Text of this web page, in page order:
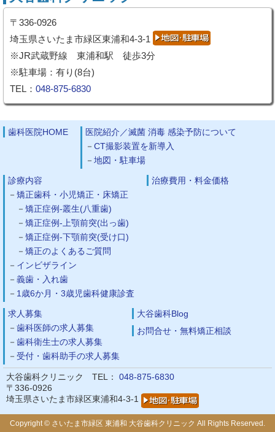
〒336-0926
埼玉県さいたま市緑区東浦和4-3-1
※JR武蔵野線 東浦和駅 徒歩3分
※駐車場：有り(8台)
TEL： 048-875-6830
歯科医院HOME
医院紹介／滅菌 消毒 感染予防について
CT撮影装置を新導入
地図・駐車場
診療内容
矯正歯科・小児矯正・床矯正
矯正症例-叢生(八重歯)
矯正症例-上顎前突(出っ歯)
矯正症例-下顎前突(受け口)
矯正のよくあるご質問
インビザライン
義歯・入れ歯
1歳6か月・3歳児歯科健康診査
治療費用・料金価格
求人募集
歯科医師の求人募集
歯科衛生士の求人募集
受付・歯科助手の求人募集
大谷歯科Blog
お問合せ・無料矯正相談
大谷歯科クリニック TEL：
048-875-6830
〒336-0926
埼玉県さいたま市緑区東浦和4-3-1
Copyright © さいたま市緑区 東浦和 大谷歯科クリニック All Rights Reserved.